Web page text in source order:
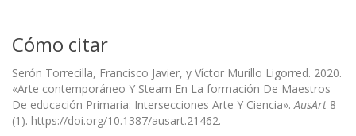
Cómo citar
Serón Torrecilla, Francisco Javier, y Víctor Murillo Ligorred. 2020.
«Arte contemporáneo Y Steam En La formación De Maestros
De educación Primaria: Intersecciones Arte Y Ciencia».AusArt 8
(1). https://doi.org/10.1387/ausart.21462.